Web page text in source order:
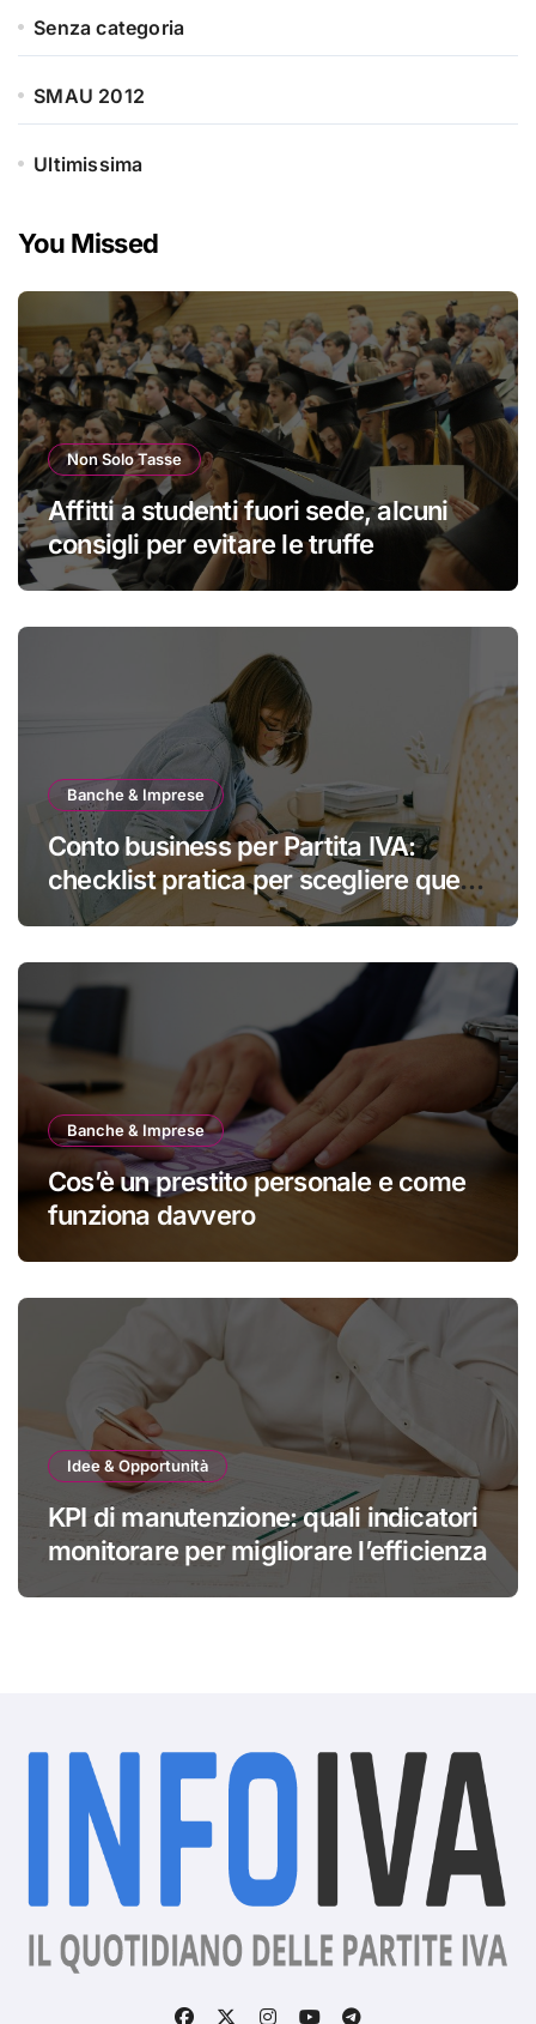
Senza categoria
SMAU 2012
Ultimissima
You Missed
Non Solo Tasse
Affitti a studenti fuori sede, alcuni
consigli per evitare le truffe
Banche & Imprese
Conto business per Partita IVA:
checklist pratica per scegliere quello
giusto
Banche & Imprese
Cos’è un prestito personale e come
funziona davvero
Idee & Opportunità
KPI di manutenzione: quali indicatori
monitorare per migliorare l’efficienza